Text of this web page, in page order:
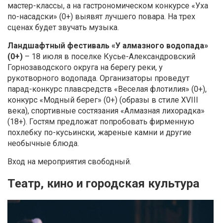
мастер-классы, а на гастрономическом конкурсе «Уха
по-насадски» (0+) выявят лучшего повара. На трех
сценах будет звучать музыка.
Ландшафтный фестиваль «У алмазного водопада»
(0+) – 18 июля в поселке Кусье-Александровский
Горнозаводского округа на берегу реки, у
рукотворного водопада. Организаторы проведут
парад-конкурс плавсредств «Веселая флотилия» (0+),
конкурс «Модный берег» (0+) (образы в стиле XVIII
века), спортивные состязания «Алмазная лихорадка»
(18+). Гостям предложат попробовать фирменную
похлебку по-кусьински, жареные камни и другие
необычные блюда.
Вход на мероприятия свободный.
Театр, кино и городская культура